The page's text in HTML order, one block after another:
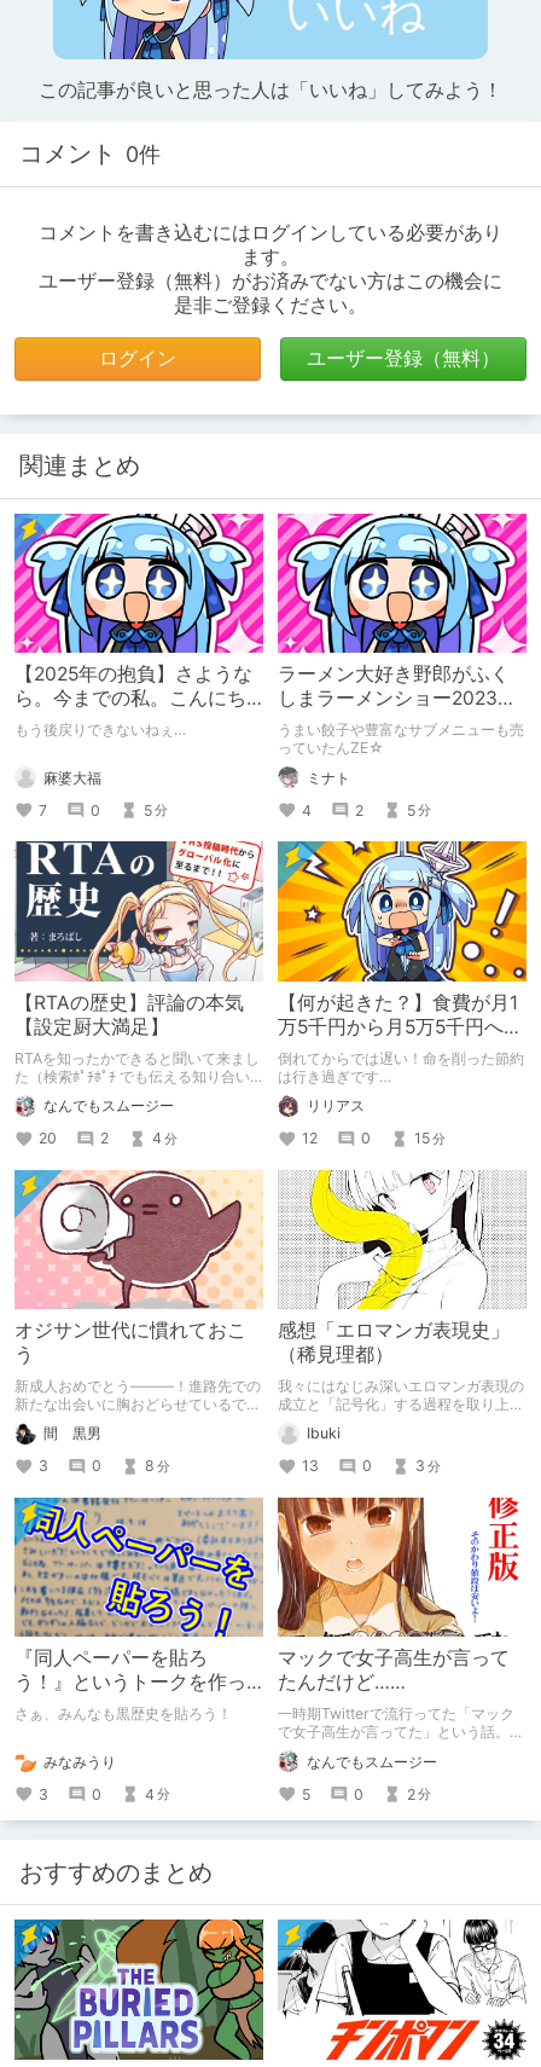
この記事が良いと思った人は「いいね」してみよう！
コメント 0件
コメントを書き込むにはログインしている必要があり
ます。
ユーザー登録（無料）がお済みでない方はこの機会に
是非ご登録ください。
ログイン ユーザー登録（無料）
関連まとめ
【2025年の抱負】さような
ら。今までの私。こんにち
は。新たな私。
もう後戻りできないねぇ…
麻婆大福
7
0 5分
ラーメン大好き野郎がふく
しまラーメンショー2023に
行った結果
うまい餃子や豊富なサブメニューも売
っていたんZE☆
ミナト
4
2 5分
【RTAの歴史】評論の本気
【設定厨大満足】
RTAを知ったかできると聞いて来まし
た（検索ﾎﾟﾁﾎﾟﾁ でも伝える知り合い
がいなかったので、DLチャンネラー
達に伝えることにしました。
なんでもスムージー
20
2 4 分
【何が起きた？】食費が月1
万5千円から月5万5千円へ！
【一人暮らし自炊生活】
倒れてからでは遅い！命を削った節約
は行き過ぎです…
リリアス
12
0 15分
オジサン世代に慣れておこ
う
新成人おめでとう―――！進路先での
新たな出会いに胸おどらせているであ
ろう諸君！オジサンたちを忌みきらう
前に、彼らなりの“孤独”を考えてみて
ほしい。今記事は、それらを知らせて
おくための予習記事である…。
間 黒男
3
0 8 分
感想「エロマンガ表現史」
（稀見理都）
我々にはなじみ深いエロマンガ表現の
成立と「記号化」する過程を取り上げ
史といえます。
Ibuki
13
0 3 分
『同人ペーパーを貼ろ
う！』というトークを作っ
たという話。
さぁ、みんなも黒歴史を貼ろう！
みなみうり
3
0 4 分
マックで女子高生が言って
たんだけど……
一時期Twitterで流行ってた「マック
で女子高生が言ってた」という話。
まさかの、Macで再現した作品がでた
とは……Macファンの方、査定をどう
ぞ！（丸投げ
なんでもスムージー
5
0 2分
おすすめのまとめ